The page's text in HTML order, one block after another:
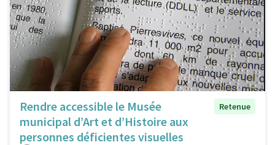
Rendre accessible le Musée
municipal d’Art et d’Histoire aux
personnes déficientes visuelles
Retenue